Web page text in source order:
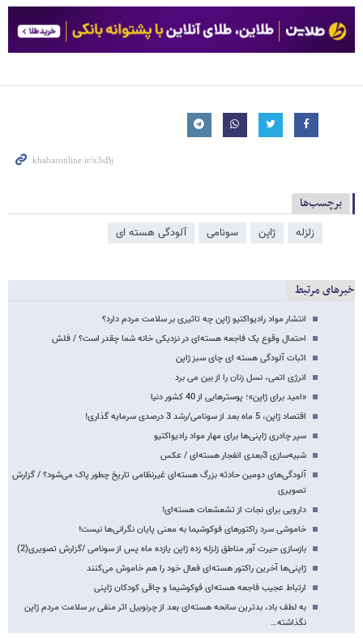
برچسب‌ها
زلزله ژاپن سونامی آلودگی هسته ای
خبرهای مرتبط
انتشار مواد رادیواکتیو ژاپن چه تاثیری بر سلامت مردم دارد؟
احتمال وقوع یک فاجعه هسته‌ای در نزدیکی خانه شما چقدر است؟ / فلش
اثبات آلودگی هسته ای چای سبز ژاپن
انرژی اتمی، نسل زنان را از بین می برد
«امید برای ژاپن»؛ پوسترهایی از 40 کشور دنیا
اقتصاد ژاپن، 5 ماه بعد از سونامی/رشد 3 درصدی سرمایه گذاری!
سپر چادری ژاپنی‌ها برای مهار مواد رادیواکتیو
شبیه‌سازی 3بعدی انفجار هسته‌ای / عکس
آلودگی‌های دومین حادثه بزرگ هسته‌ای غیرنظامی تاریخ چطور پاک می‌شود؟ / گزارش
تصویری
دارویی برای نجات از تشعشعات هسته‌ای!
خاموشی سرد راکتورهای فوکوشیما به معنی پایان نگرانی‌ها نیست!
بازسازی حیرت آور مناطق زلزله زده ژاپن یازده ماه پس از سونامی /گزارش تصویری(2)
ژاپنی‌ها آخرین راکتور هسته‌ای فعال خود را هم خاموش می‌کنند
ارتباط عجیب فاجعه هسته‌ای فوکوشیما و چاقی کودکان ژاپنی
به لطف باد، بدترین سانحه هسته‌ای بعد از چرنوبیل اثر منفی بر سلامت مردم ژاپن
نگذاشته…